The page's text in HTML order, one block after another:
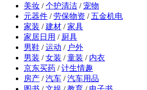
美妆 / 个护清洁 / 宠物
元器件 / 劳保物资 / 五金机电
家装 / 建材 / 家具
家居日用 / 厨具
男鞋 / 运动 / 户外
男装 / 女装 / 童装 / 内衣
京东买药 / 计生情趣
房产 / 汽车 / 汽车用品